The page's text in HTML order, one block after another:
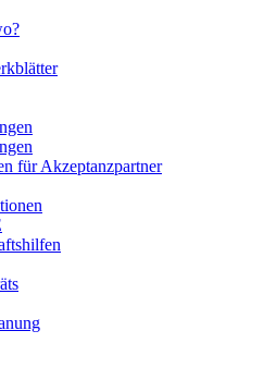
für Akzeptanzpartner